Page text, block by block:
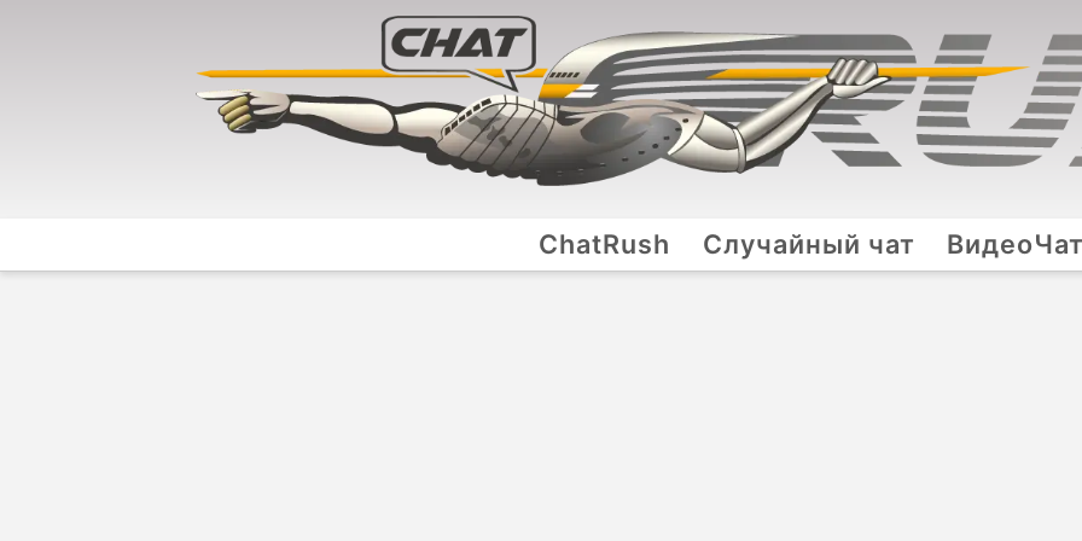
ChatRush Случайный чат